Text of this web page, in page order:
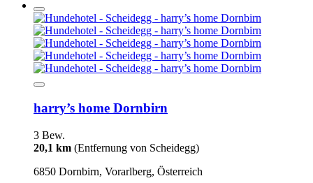
harry’s home Dornbirn
3 Bew.
20,1 km (Entfernung von Scheidegg)
6850 Dornbirn, Vorarlberg, Österreich